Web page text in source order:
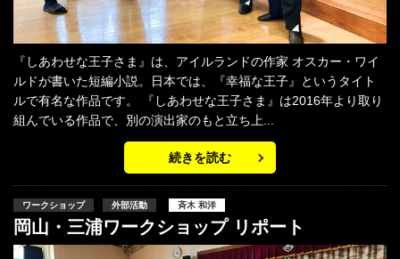
『しあわせな王子さま』は、アイルランドの作家 オスカー・ワイ
ルドが書いた短編小説。日本では、『幸福な王子』というタイト
ルで有名な作品です。 『しあわせな王子さま』は2016年より取り
組んでいる作品で、別の演出家のもと立ち上...
続きを読む
ワークショップ 外部活動 斉木 和洋
岡山・三浦ワークショップ リポート